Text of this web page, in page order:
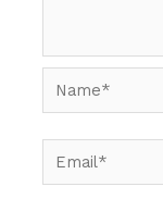
Name*
Email*